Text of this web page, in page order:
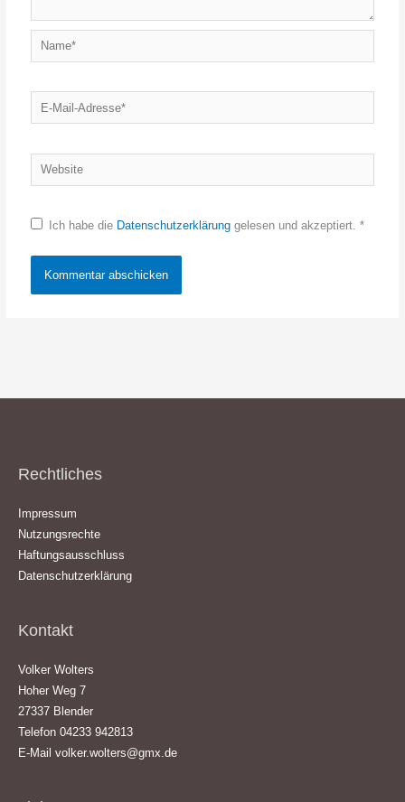
Name*
E-
Mail-
Website
Ich habe die Datenschutzerklärunggelesen und akzeptiert. *
Rechtliches
Impressum
Nutzungsrechte
Haftungsausschluss
Datenschutzerklärung
Kontakt
Volker Wolters
Hoher Weg 7
27337 Blender
Telefon 04233 942813
E-Mail volker.wolters@gmx.de